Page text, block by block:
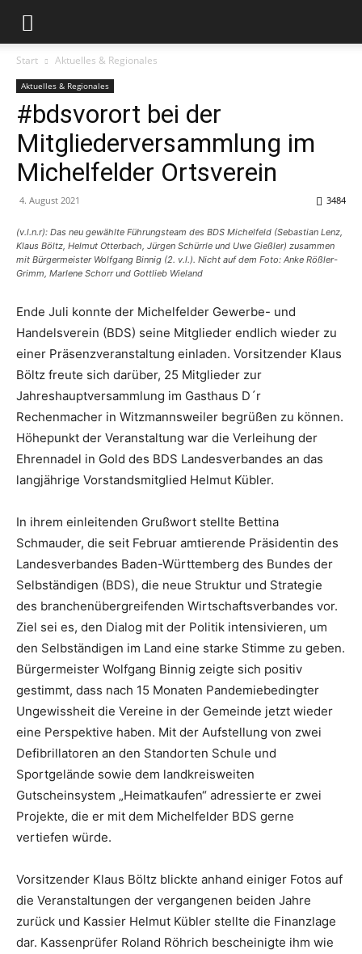
Start Aktuelles & Regionales
Aktuelles & Regionales
#bdsvorort bei der
Mitgliederversammlung im
Michelfelder Ortsverein
4. August 2021 3484
(v.l.n.r): Das neu gewählte Führungsteam des BDS Michelfeld (Sebastian Lenz,
Klaus Böltz, Helmut Otterbach, Jürgen Schürrle und Uwe Gießler) zusammen
mit Bürgermeister Wolfgang Binnig (2. v.l.). Nicht auf dem Foto: Anke Rößler-
Grimm, Marlene Schorr und Gottlieb Wieland
Ende Juli konnte der Michelfelder Gewerbe- und
Handelsverein (BDS) seine Mitglieder endlich wieder zu
einer Präsenzveranstaltung einladen. Vorsitzender Klaus
Böltz freute sich darüber, 25 Mitglieder zur
Jahreshauptversammlung im Gasthaus D´r
Rechenmacher in Witzmannsweiler begrüßen zu können.
Höhepunkt der Veranstaltung war die Verleihung der
Ehrennadel in Gold des BDS Landesverbandes an das
langjährige Vorstandsmitglied Helmut Kübler.
In ihrem einleitenden Grußwort stellte Bettina
Schmauder, die seit Februar amtierende Präsidentin des
Landesverbandes Baden-Württemberg des Bundes der
Selbständigen (BDS), die neue Struktur und Strategie
des branchenübergreifenden Wirtschaftsverbandes vor.
Ziel sei es, den Dialog mit der Politik intensivieren, um
den Selbständigen im Land eine starke Stimme zu geben.
Bürgermeister Wolfgang Binnig zeigte sich positiv
gestimmt, dass nach 15 Monaten Pandemiebedingter
Ungewissheit die Vereine in der Gemeinde jetzt wieder
eine Perspektive haben. Mit der Aufstellung von zwei
Defibrillatoren an den Standorten Schule und
Sportgelände sowie dem landkreisweiten
Gutscheinsystem „Heimatkaufen“ adressierte er zwei
Projekte, die er mit dem Michelfelder BDS gerne
vertiefen würde.
Vorsitzender Klaus Böltz blickte anhand einiger Fotos auf
die Veranstaltungen der vergangenen beiden Jahre
zurück und Kassier Helmut Kübler stellte die Finanzlage
dar. Kassenprüfer Roland Röhrich bescheinigte ihm wie